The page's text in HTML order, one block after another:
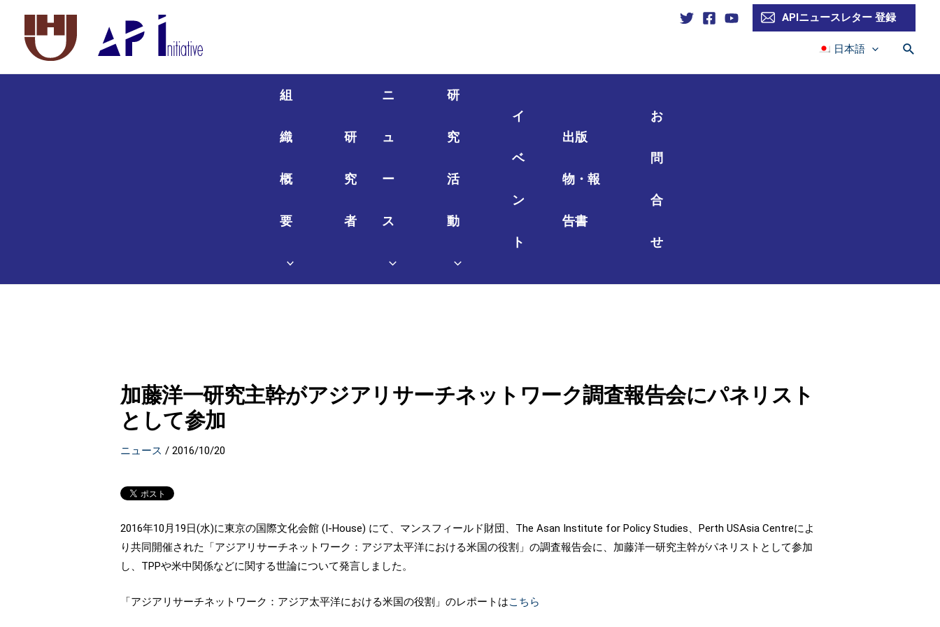
APIニュースレター 登録
日本語
検
組
織
概
要
研
究
者
ニ
ュ
ー
ス
研
究
活
動
イ
ベ
ン
ト
出版
物・報
告書
お
問
合
せ
加藤洋一研究主幹がアジアリサーチネットワーク調査報告会にパネリスト
として参加
ニュース /2016/10/20
2016年10月19日(水)に東京の国際文化会館 (I-House) にて、マンスフィールド財団、The Asan Institute for Policy Studies、Perth USAsia Centreによ
り共同開催された「アジアリサーチネットワーク：アジア太平洋における米国の役割」の調査報告会に、加藤洋一研究主幹がパネリストとして参加
し、TPPや米中関係などに関する世論について発言しました。
「アジアリサーチネットワーク：アジア太平洋における米国の役割」のレポートはこちら